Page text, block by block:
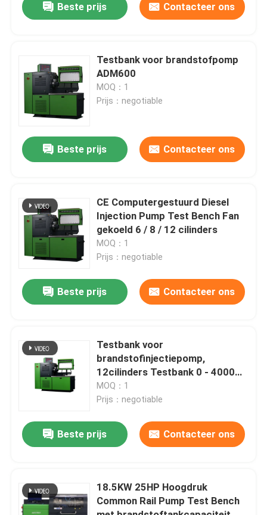
Producten
Ongeveer ons
Fabrieksreis
Contacteer ons
Nieuws
Gevallen
Het gemeenschappelijke Materiaal van de Spoortest
Beste prijs Contacteer ons
Testbank voor brandstofpomp
ADM600
MOQ：1
Prijs：negotiable
Beste prijs Contacteer ons
CE Computergestuurd Diesel
Injection Pump Test Bench Fan
gekoeld 6 / 8 / 12 cilinders
MOQ：1
Prijs：negotiable
Beste prijs Contacteer ons
Testbank voor
brandstofinjectiepomp,
12cilinders Testbank 0 - 4000
Rpm
MOQ：1
Prijs：negotiable
Beste prijs Contacteer ons
18.5KW 25HP Hoogdruk
Common Rail Pump Test Bench